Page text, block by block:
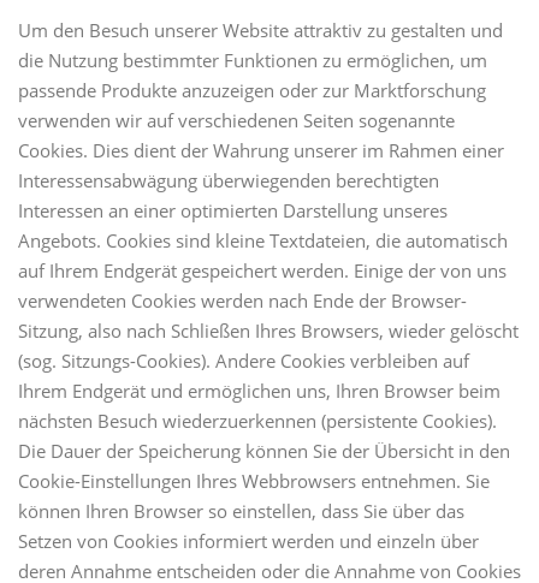
Um den Besuch unserer Website attraktiv zu gestalten und
die Nutzung bestimmter Funktionen zu ermöglichen, um
passende Produkte anzuzeigen oder zur Marktforschung
verwenden wir auf verschiedenen Seiten sogenannte
Cookies. Dies dient der Wahrung unserer im Rahmen einer
Interessensabwägung überwiegenden berechtigten
Interessen an einer optimierten Darstellung unseres
Angebots. Cookies sind kleine Textdateien, die automatisch
auf Ihrem Endgerät gespeichert werden. Einige der von uns
verwendeten Cookies werden nach Ende der Browser-
Sitzung, also nach Schließen Ihres Browsers, wieder gelöscht
(sog. Sitzungs-Cookies). Andere Cookies verbleiben auf
Ihrem Endgerät und ermöglichen uns, Ihren Browser beim
nächsten Besuch wiederzuerkennen (persistente Cookies).
Die Dauer der Speicherung können Sie der Übersicht in den
Cookie-Einstellungen Ihres Webbrowsers entnehmen. Sie
können Ihren Browser so einstellen, dass Sie über das
Setzen von Cookies informiert werden und einzeln über
deren Annahme entscheiden oder die Annahme von Cookies